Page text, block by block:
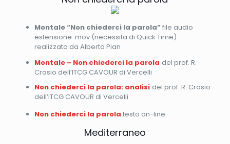
Montale “Non chiederci la parola”file audio
estensione .mov (necessita di Quick Time)
realizzato da Alberto Pian
Montale – Non chiederci la parola del prof. R.
Crosio dell’ITCG CAVOUR di Vercelli
Non chiederci la parola: analisi del prof. R. Crosio
dell’ITCG CAVOUR di Vercelli
Non chiederci la parola testo on-line
Mediterraneo